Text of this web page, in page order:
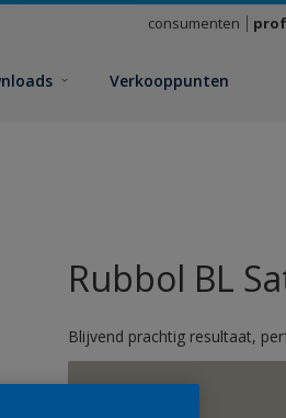
consumenten
Verkooppunten
Rubbol BL
Blijvend prachtig resultaat,
7044